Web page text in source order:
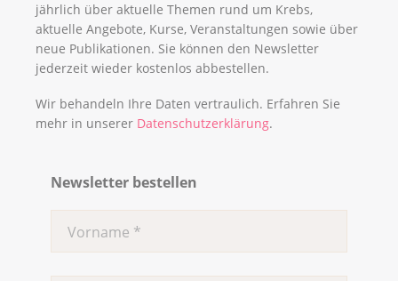
jährlich über aktuelle Themen rund um Krebs,
aktuelle Angebote, Kurse, Veranstaltungen sowie über
neue Publikationen. Sie können den Newsletter
jederzeit wieder kostenlos abbestellen.
Wir behandeln Ihre Daten vertraulich. Erfahren Sie
mehr in unserer Datenschutzerklärung.
Newsletter bestellen